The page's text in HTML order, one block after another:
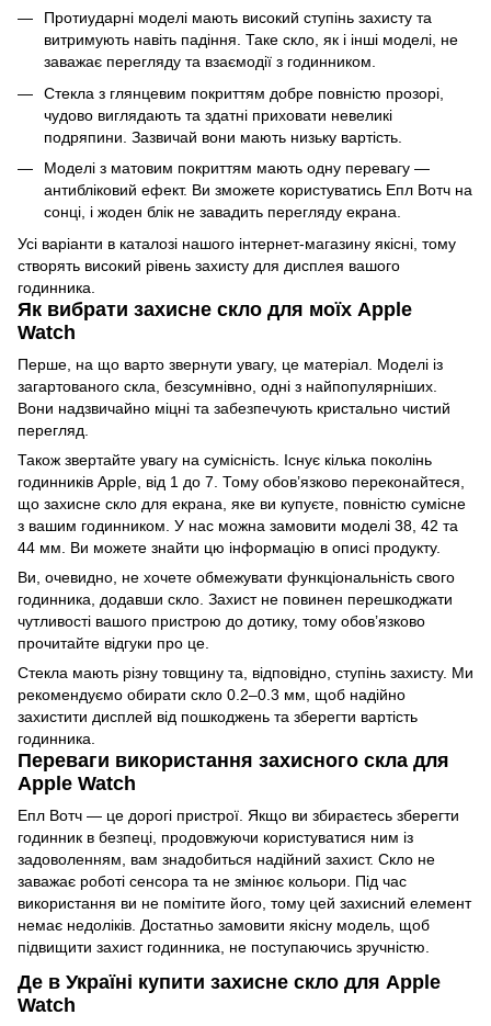
Протиударні моделі мають високий ступінь захисту та
витримують навіть падіння. Таке скло, як і інші моделі, не
заважає перегляду та взаємодії з годинником.
Стекла з глянцевим покриттям добре повністю прозорі,
чудово виглядають та здатні приховати невеликі
подряпини. Зазвичай вони мають низьку вартість.
Моделі з матовим покриттям мають одну перевагу —
антибліковий ефект. Ви зможете користуватись Епл Вотч на
сонці, і жоден блік не завадить перегляду екрана.
Усі варіанти в каталозі нашого інтернет-магазину якісні, тому
створять високий рівень захисту для дисплея вашого
годинника.
Як вибрати захисне скло для моїх Apple
Watch
Перше, на що варто звернути увагу, це матеріал. Моделі із
загартованого скла, безсумнівно, одні з найпопулярніших.
Вони надзвичайно міцні та забезпечують кристально чистий
перегляд.
Також звертайте увагу на сумісність. Існує кілька поколінь
годинників Apple, від 1 до 7. Тому обов’язково переконайтеся,
що захисне скло для екрана, яке ви купуєте, повністю сумісне
з вашим годинником. У нас можна замовити моделі 38, 42 та
44 мм. Ви можете знайти цю інформацію в описі продукту.
Ви, очевидно, не хочете обмежувати функціональність свого
годинника, додавши скло. Захист не повинен перешкоджати
чутливості вашого пристрою до дотику, тому обов’язково
прочитайте відгуки про це.
Стекла мають різну товщину та, відповідно, ступінь захисту. Ми
рекомендуємо обирати скло 0.2‒0.3 мм, щоб надійно
захистити дисплей від пошкоджень та зберегти вартість
годинника.
Переваги використання захисного скла для
Apple Watch
Епл Вотч — це дорогі пристрої. Якщо ви збираєтесь зберегти
годинник в безпеці, продовжуючи користуватися ним із
задоволенням, вам знадобиться надійний захист. Скло не
заважає роботі сенсора та не змінює кольори. Під час
використання ви не помітите його, тому цей захисний елемент
немає недоліків. Достатньо замовити якісну модель, щоб
підвищити захист годинника, не поступаючись зручністю.
Де в Україні купити захисне скло для Apple
Watch